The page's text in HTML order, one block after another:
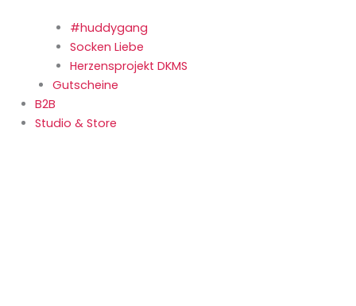
#huddygang
Socken Liebe
Herzensprojekt DKMS
Gutscheine
B2B
Studio & Store